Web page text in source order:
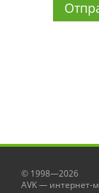
© 1998—2026
AVK — интернет-